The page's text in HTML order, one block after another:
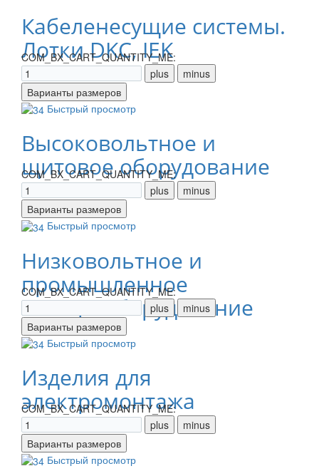
Кабеленесущие системы.
Лотки DKC, IEK
COM_BX_CART_QUANTITY_ME:
Быстрый просмотр
Высоковольтное и
щитовое оборудование
COM_BX_CART_QUANTITY_ME:
Быстрый просмотр
Низковольтное и
промышленное
электрооборудование
COM_BX_CART_QUANTITY_ME:
Быстрый просмотр
Изделия для
электромонтажа
COM_BX_CART_QUANTITY_ME:
Быстрый просмотр